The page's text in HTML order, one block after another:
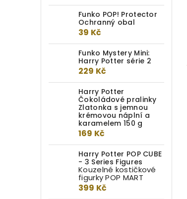
Funko POP! Protector
Ochranný obal
39 Kč
Funko Mystery Mini:
Harry Potter série 2
229 Kč
Harry Potter
Čokoládové pralinky
Zlatonka s jemnou
krémovou náplní a
karamelem 150 g
169 Kč
Harry Potter POP CUBE
- 3 Series Figures
Kouzelné kostičkové
figurky POP MART
399 Kč